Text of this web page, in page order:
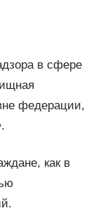
в сфере
федерации,
как в